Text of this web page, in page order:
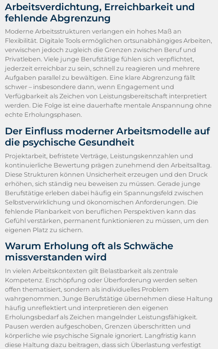
Arbeitsverdichtung, Erreichbarkeit und
fehlende Abgrenzung
Moderne Arbeitsstrukturen verlangen ein hohes Maß an
Flexibilität. Digitale Tools ermöglichen ortsunabhängiges Arbeiten,
verwischen jedoch zugleich die Grenzen zwischen Beruf und
Privatleben. Viele junge Berufstätige fühlen sich verpflichtet,
jederzeit erreichbar zu sein, schnell zu reagieren und mehrere
Aufgaben parallel zu bewältigen. Eine klare Abgrenzung fällt
schwer – insbesondere dann, wenn Engagement und
Verfügbarkeit als Zeichen von Leistungsbereitschaft interpretiert
werden. Die Folge ist eine dauerhafte mentale Anspannung ohne
echte Erholungsphasen.
Der Einfluss moderner Arbeitsmodelle auf
die psychische Gesundheit
Projektarbeit, befristete Verträge, Leistungskennzahlen und
kontinuierliche Bewertung prägen zunehmend den Arbeitsalltag.
Diese Strukturen können Unsicherheit erzeugen und den Druck
erhöhen, sich ständig neu beweisen zu müssen. Gerade junge
Berufstätige erleben dabei häufig ein Spannungsfeld zwischen
Selbstverwirklichung und ökonomischen Anforderungen. Die
fehlende Planbarkeit von beruflichen Perspektiven kann das
Gefühl verstärken, permanent funktionieren zu müssen, um den
eigenen Platz zu sichern.
Warum Erholung oft als Schwäche
missverstanden wird
In vielen Arbeitskontexten gilt Belastbarkeit als zentrale
Kompetenz. Erschöpfung oder Überforderung werden selten
offen thematisiert, sondern als individuelles Problem
wahrgenommen. Junge Berufstätige übernehmen diese Haltung
häufig unreflektiert und interpretieren den eigenen
Erholungsbedarf als Zeichen mangelnder Leistungsfähigkeit.
Pausen werden aufgeschoben, Grenzen überschritten und
körperliche wie psychische Signale ignoriert. Langfristig kann
diese Haltung dazu beitragen, dass sich Überlastung verfestigt